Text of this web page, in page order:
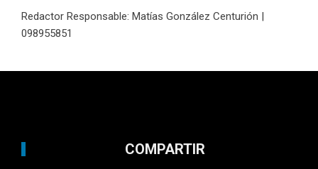
Redactor Responsable: Matías González Centurión |
098955851
COMPARTIR